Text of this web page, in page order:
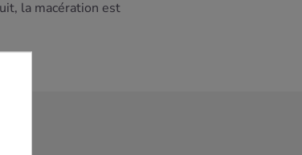
la macération est